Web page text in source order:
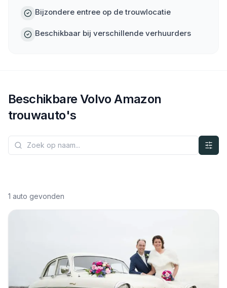
Bijzondere entree op de trouwlocatie
Beschikbaar bij verschillende verhuurders
Beschikbare Volvo Amazon
trouwauto's
1 auto gevonden